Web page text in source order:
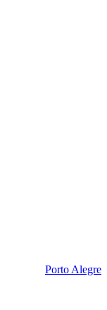
Porto Alegre